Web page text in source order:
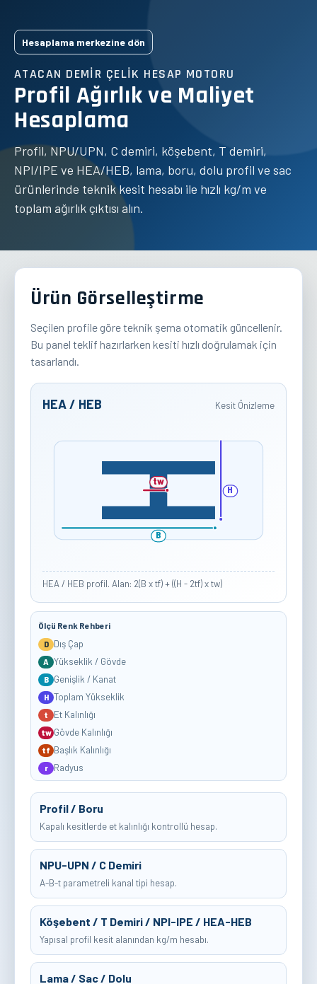
Hesaplama merkezine dön
ATACAN DEMIR ÇELIK HESAP MOTORU
Profil Ağırlık ve Maliyet
Hesaplama
Profil, NPU/UPN, C demiri, köşebent, T demiri,
NPI/IPE ve HEA/HEB, lama, boru, dolu profil ve sac
ürünlerinde teknik kesit hesabı ile hızlı kg/m ve
toplam ağırlık çıktısı alın.
Ürün Görselleştirme
Seçilen profile göre teknik şema otomatik güncellenir.
Bu panel teklif hazırlarken kesiti hızlı doğrulamak için
tasarlandı.
HEA / HEB Kesit Önizleme
H
B
tw
HEA / HEB profil. Alan: 2(B x tf) + ((H - 2tf) x tw)
Ölçü Renk Rehberi
D Dış Çap
A Yükseklik / Gövde
B Genişlik / Kanat
H Toplam Yükseklik
t Et Kalınlığı
tw Gövde Kalınlığı
tf Başlık Kalınlığı
r Radyus
Profil / Boru
Kapalı kesitlerde et kalınlığı kontrollü hesap.
NPU-UPN / C Demiri
A-B-t parametreli kanal tipi hesap.
Köşebent / T Demiri / NPI-IPE / HEA-HEB
Yapısal profil kesit alanından kg/m hesabı.
Lama / Sac / Dolu